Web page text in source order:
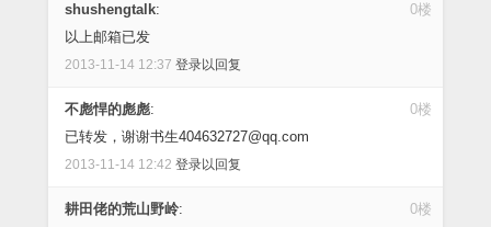
0楼
shushengtalk:
以上邮箱已发
2013-11-14 12:37 登录以回复
0楼
不彪悍的彪彪:
已转发，谢谢书生404632727@qq.com
2013-11-14 12:42 登录以回复
0楼
耕田佬的荒山野岭: